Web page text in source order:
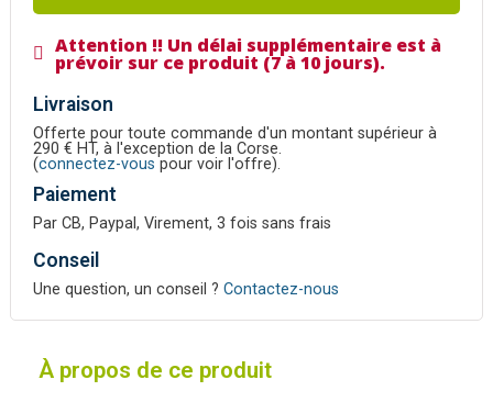
Attention !! Un délai supplémentaire est à
prévoir sur ce produit (7 à 10 jours).
Livraison
Offerte pour toute commande d'un montant supérieur à
290 € HT, à l'exception de la Corse.
(connectez-vous pour voir l'offre).
Paiement
Par CB, Paypal, Virement, 3 fois sans frais
Conseil
Une question, un conseil ? Contactez-nous
À propos de ce produit